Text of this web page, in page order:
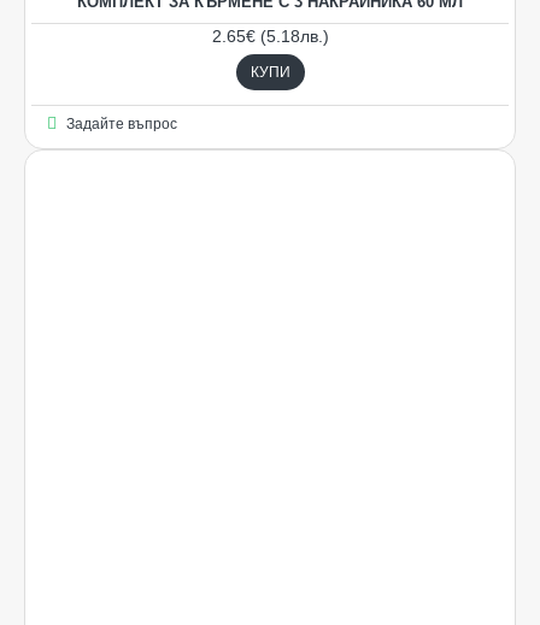
2.65€ (5.18лв.)
КУПИ
Задайте въпрос